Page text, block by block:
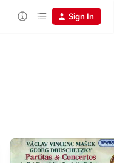
Sign In